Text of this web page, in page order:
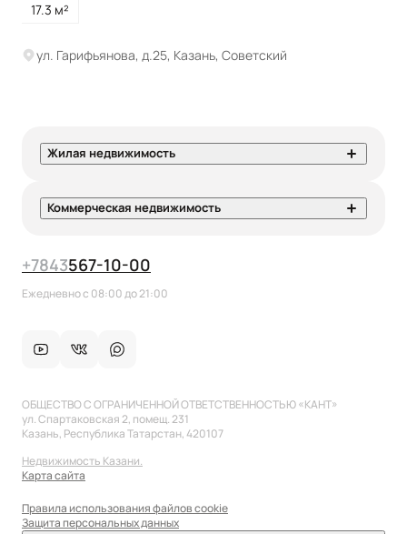
17.3 м²
ул. Гарифьянова, д.25, Казань, Советский
Жилая недвижимость
Коммерческая недвижимость
+7843567-10-00
Ежедневно с 08:00 до 21:00
ОБЩЕСТВО С ОГРАНИЧЕННОЙ ОТВЕТСТВЕННОСТЬЮ «КАНТ»
ул. Спартаковская 2, помещ. 231
Казань, Республика Татарстан, 420107
Недвижимость Казани.
Карта сайта
Правила использования файлов cookie
Защита персональных данных